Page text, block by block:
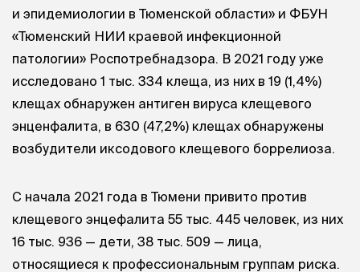
и эпидемиологии в Тюменской области» и ФБУН
«Тюменский НИИ краевой инфекционной
патологии» Роспотребнадзора. В 2021 году уже
исследовано 1 тыс. 334 клеща, из них в 19 (1,4%)
клещах обнаружен антиген вируса клещевого
энценфалита, в 630 (47,2%) клещах обнаружены
возбудители иксодового клещевого боррелиоза.
С начала 2021 года в Тюмени привито против
клещевого энцефалита 55 тыс. 445 человек, из них
16 тыс. 936 — дети, 38 тыс. 509 — лица,
относящиеся к профессиональным группам риска.